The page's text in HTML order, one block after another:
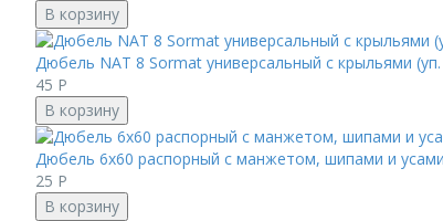
В корзину
Дюбель NAT 8 Sormat универсальный с крыльями
45 Р
В корзину
Дюбель 6х60 распорный с манжетом, шипами и
25 Р
В корзину